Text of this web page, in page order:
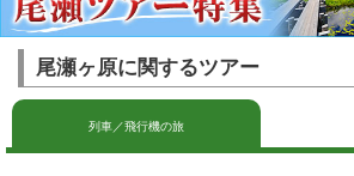
尾瀬ヶ原に関するツアー
列車／飛行機の旅